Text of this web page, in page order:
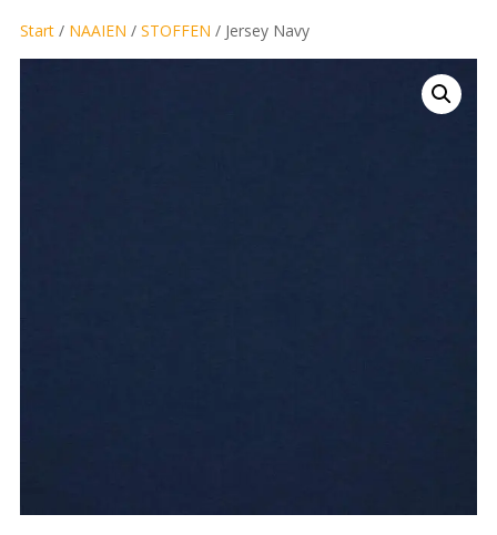
Start/ NAAIEN / STOFFEN / Jersey Navy